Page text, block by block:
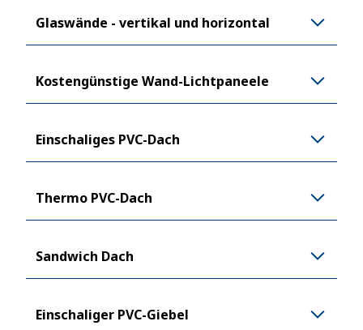
Glaswände - vertikal und horizontal
Kostengünstige Wand-Lichtpaneele
Einschaliges PVC-Dach
Thermo PVC-Dach
Sandwich Dach
Einschaliger PVC-Giebel